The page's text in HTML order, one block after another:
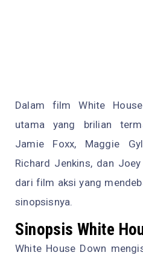
Dalam film White
utama yang brilian
Jamie Foxx, Maggie
Richard Jenkins, dan
dari film aksi yang
sinopsisnya.
Sinopsis White
White House Down